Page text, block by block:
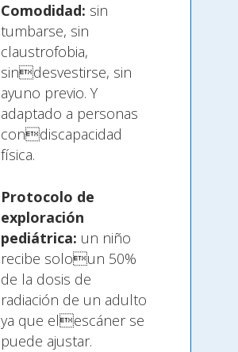
Comodidad: sin
tumbarse, sin
claustrofobia,
sindesvestirse, sin
ayuno previo. Y
adaptado a personas
condiscapacidad
física.
Protocolo de
exploración
pediátrica: un niño
recibe soloun 50%
de la dosis de
radiación de un adulto
ya que elescáner se
puede ajustar.